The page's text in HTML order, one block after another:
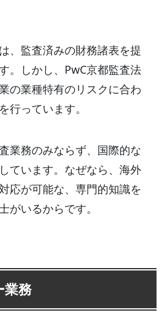
、監査済みの財務諸表を提
。しかし、PwC京都監査法
の業種特有のリスクに合わ
行っています。
業務のみならず、国際的な
ています。なぜなら、海外
応が可能な、専門的知識を
がいるからです。
業務